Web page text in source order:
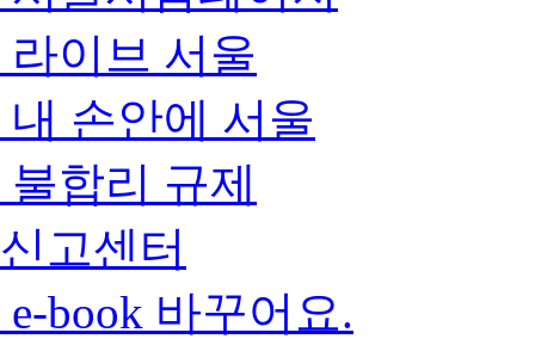
라이브 서울
내 손안에 서울
불합리 규제
신고센터
e-book 바꾸어요.